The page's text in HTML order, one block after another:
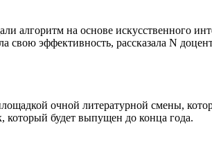
алгоритм на основе искусственного
эффективность, рассказала N
очной литературной смены,
который будет выпущен до конца года.